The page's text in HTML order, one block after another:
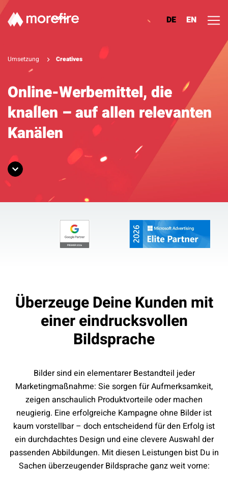
DE EN
Lösungen
Referenzen
Über uns
Know How
Newsletter
Umsetzung Creatives
Online-Werbemittel, die
knallen – auf allen relevanten
Kanälen
Überzeuge Deine Kunden mit
einer eindrucksvollen
Bildsprache
Bilder sind ein elementarer Bestandteil jeder
Marketingmaßnahme: Sie sorgen für Aufmerksamkeit,
zeigen anschaulich Produktvorteile oder machen
neugierig. Eine erfolgreiche Kampagne ohne Bilder ist
kaum vorstellbar – doch entscheidend für den Erfolg ist
ein durchdachtes Design und eine clevere Auswahl der
passenden Abbildungen. Mit diesen Leistungen bist Du in
Sachen überzeugender Bildsprache ganz weit vorne: